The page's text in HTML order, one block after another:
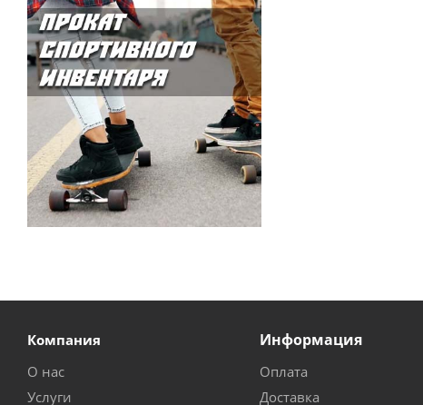
Компания
О нас
Услуги
Информация
Оплата
Доставка